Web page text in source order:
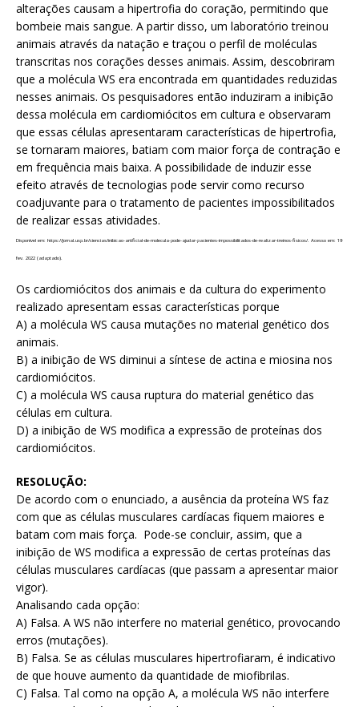
alterações causam a hipertrofia do coração, permitindo que
bombeie mais sangue. A partir disso, um laboratório treinou
animais através da natação e traçou o perfil de moléculas
transcritas nos corações desses animais. Assim, descobriram
que a molécula WS era encontrada em quantidades reduzidas
nesses animais. Os pesquisadores então induziram a inibição
dessa molécula em cardiomiócitos em cultura e observaram
que essas células apresentaram características de hipertrofia,
se tornaram maiores, batiam com maior força de contração e
em frequência mais baixa. A possibilidade de induzir esse
efeito através de tecnologias pode servir como recurso
coadjuvante para o tratamento de pacientes impossibilitados
de realizar essas atividades.
Disponível em: https://jornal.usp.br/ciencias/inibicao-artificial-de-molecula-pode-ajudar-pacientes-impossibilitados-de-realizar-treinos-fisicos/. Acesso em: 19
fev. 2022 (adaptado).
Os cardiomiócitos dos animais e da cultura do experimento
realizado apresentam essas características porque
A) a molécula WS causa mutações no material genético dos
animais.
B) a inibição de WS diminui a síntese de actina e miosina nos
cardiomiócitos.
C) a molécula WS causa ruptura do material genético das
células em cultura.
D) a inibição de WS modifica a expressão de proteínas dos
cardiomiócitos.
RESOLUÇÃO:
De acordo com o enunciado, a ausência da proteína WS faz
com que as células musculares cardíacas fiquem maiores e
batam com mais força. Pode-se concluir, assim, que a
inibição de WS modifica a expressão de certas proteínas das
células musculares cardíacas (que passam a apresentar maior
vigor).
Analisando cada opção:
A) Falsa. A WS não interfere no material genético, provocando
erros (mutações).
B) Falsa. Se as células musculares hipertrofiaram, é indicativo
de que houve aumento da quantidade de miofibrilas.
C) Falsa. Tal como na opção A, a molécula WS não interfere